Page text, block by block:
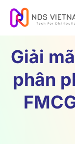
Giải
phân